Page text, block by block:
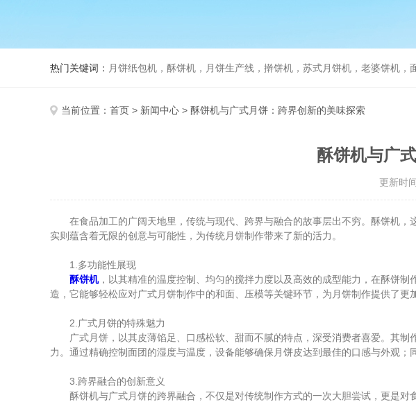
热门关键词： 月饼纸包机，酥饼机，月饼生产线，擀饼机，苏式月饼机，老婆饼机，面包生产线，
当前位置： 首页 > 新闻中心 > 酥饼机与广式月饼：跨界创新的美味探索
酥饼机与广
更新时
在食品加工的广阔天地里，传统与现代、跨界与融合的故事层出不穷。酥饼机，
实则蕴含着无限的创意与可能性，为传统月饼制作带来了新的活力。
1.多功能性展现
酥饼机，以其精准的温度控制、均匀的搅拌力度以及高效的成型能力，在酥饼
造，它能够轻松应对广式月饼制作中的和面、压模等关键环节，为月饼制作提供了更
2.广式月饼的特殊魅力
广式月饼，以其皮薄馅足、口感松软、甜而不腻的特点，深受消费者喜爱。其制
力。通过精确控制面团的湿度与温度，设备能够确保月饼皮达到最佳的口感与外观；
3.跨界融合的创新意义
酥饼机与广式月饼的跨界融合，不仅是对传统制作方式的一次大胆尝试，更是对